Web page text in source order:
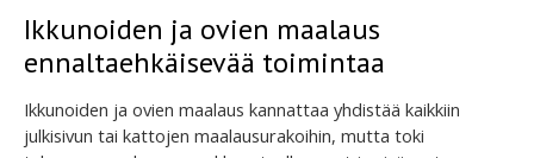
Ikkunoiden ja ovien maalaus
ennaltaehkäisevää toimintaa
Ikkunoiden ja ovien maalaus kannattaa yhdistää kaikkiin
julkisivun tai kattojen maalausurakoihin, mutta toki